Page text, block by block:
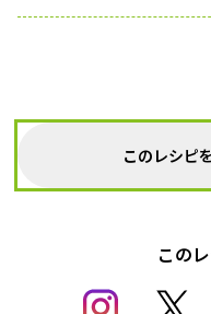
このレシピ
この